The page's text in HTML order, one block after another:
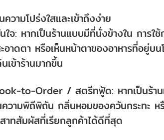
วามโปร่งใสและเข้าถึงง่าย
ใจ: หากเป็นร้านแบบมีที่นั่งข้างใน การใ
าดตา หรือเห็นหน้าตาของอาหารที่อยู่บ
เข้าร้านมากขึ้น
to-Order / สตรีทฟู้ด: หากเป็นร้า
ความพิถีพิถัน กลิ่นหอมของควันกระทะ
าทสัมผัสที่เรียกลูกค้าได้ดีที่สุด